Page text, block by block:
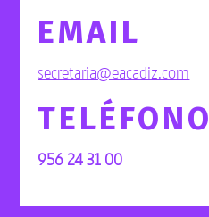
EMAIL
secretaria@eacadiz.com
TELÉFONO
956 24 31 00